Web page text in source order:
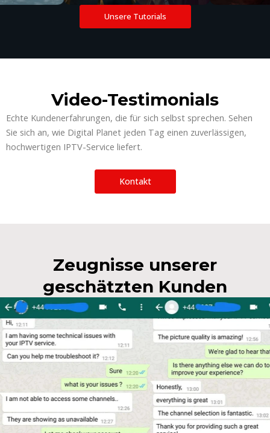
Unsere Tutorials
Video-Testimonials
Echte Kundenerfahrungen, die für sich selbst sprechen. Sehen
Sie sich an, wie Digital Planet jeden Tag einen zuverlässigen,
hochwertigen IPTV-Service liefert.
Kontakt
Zeugnisse unserer
geschätzten Kunden